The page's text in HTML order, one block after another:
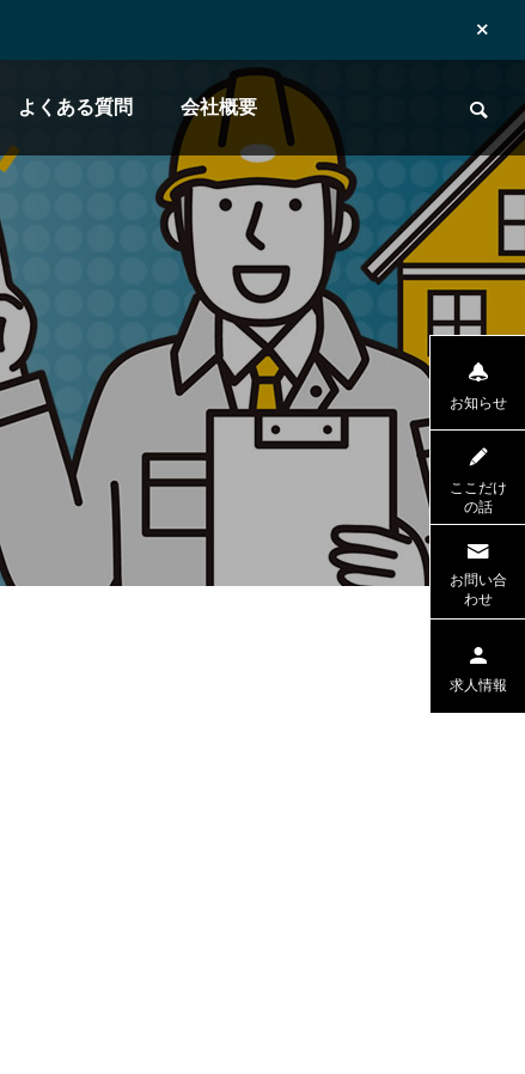
よくある質問 会社概要
お知らせ
ここだけ
の話
お問い合
わせ
求人情報